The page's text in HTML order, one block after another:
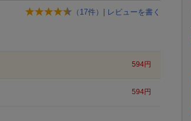
（ 17件） | レビューを書く
594円
594円